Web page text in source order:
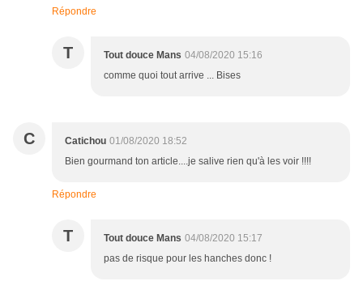
Répondre
T Tout douce Mans 04/08/2020 15:16
comme quoi tout arrive ... Bises
C Catichou 01/08/2020 18:52
Bien gourmand ton article....je salive rien qu'à les voir !!!!
Répondre
T Tout douce Mans 04/08/2020 15:17
pas de risque pour les hanches donc !